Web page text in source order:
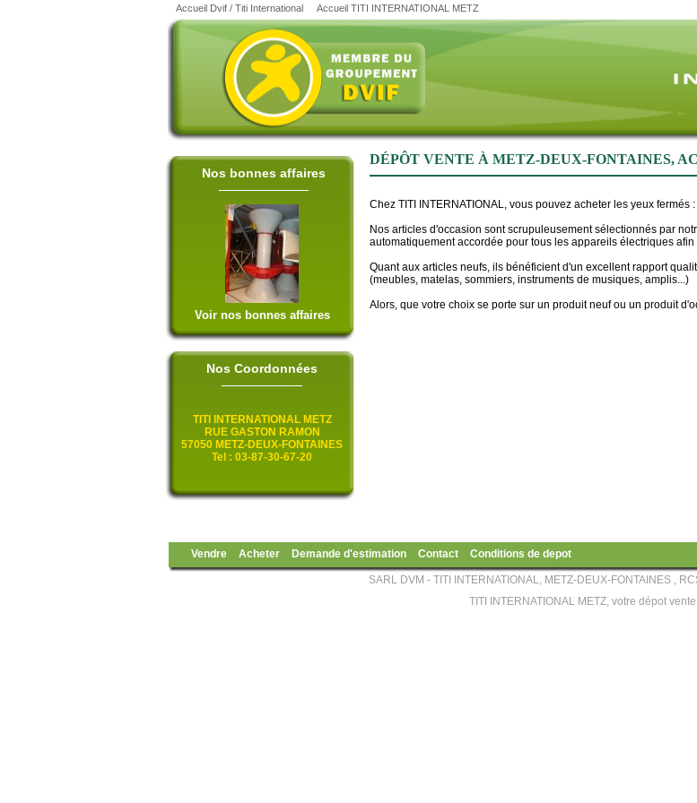
Accueil Dvif / Titi International Accueil TITI INTERNATIONAL METZ
Nos bonnes affaires
Voir nos bonnes affaires
Nos Coordonnées
TITI INTERNATIONAL METZ
RUE GASTON RAMON
57050 METZ-DEUX-FONTAINES
Tel : 03-87-30-67-20
DÉPÔT VENTE À METZ-DEUX-FONTAINES,
Chez TITI INTERNATIONAL, vous pouvez acheter les yeux fermés :
Nos articles d'occasion sont scrupuleusement sélectionnés par
automatiquement accordée pour tous les appareils électriques
Quant aux articles neufs, ils bénéficient d'un excellent rapport
(meubles, matelas, sommiers, instruments de musiques, amplis...)
Alors, que votre choix se porte sur un produit neuf ou un produit
Vendre Acheter Demande d'estimation Contact Conditions de depot
SARL DVM - TITI INTERNATIONAL, METZ-DEUX-FONTAINES ,
TITI INTERNATIONAL METZ, votre dépot